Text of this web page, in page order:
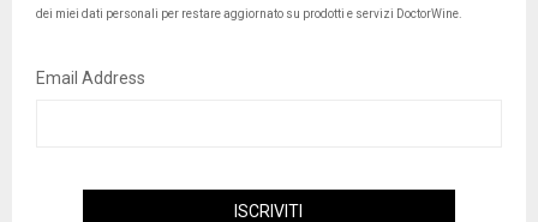
dei miei dati personali per restare aggiornato su prodotti e servizi DoctorWine.
Email Address